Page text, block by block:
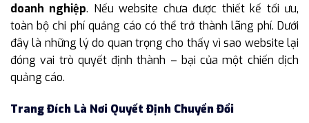
doanh nghiệp. Nếu website chưa được thiết kế tối ưu,
toàn bộ chi phí quảng cáo có thể trở thành lãng phí. Dưới
đây là những lý do quan trọng cho thấy vì sao website lại
đóng vai trò quyết định thành – bại của một chiến dịch
quảng cáo.
Trang Đích Là Nơi Quyết Định Chuyển Đổi